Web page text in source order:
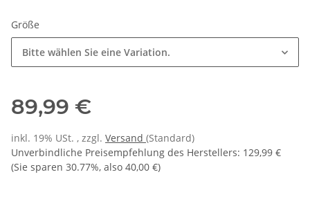
Größe
Bitte wählen Sie eine Variation.
89,99 €
inkl. 19% USt. , zzgl. Versand (Standard)
Unverbindliche Preisempfehlung des Herstellers: 129,99 €
(Sie sparen 30.77%, also 40,00 €)